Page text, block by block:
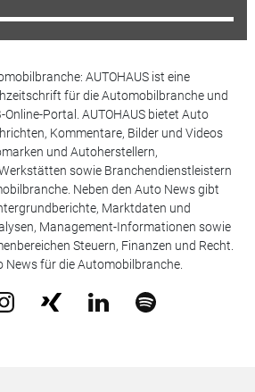
AUTOHAUS ist eine
für die Automobilbranche und
Portal. AUTOHAUS bietet Auto
Kommentare, Bilder und Videos
und Autoherstellern,
sowie Branchendienstleistern
Neben den Auto News gibt
Marktdaten und
Management-Informationen sowie
Steuern, Finanzen und Recht.
News für die Automobilbranche.